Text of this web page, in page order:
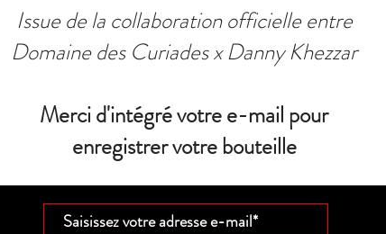
Issue de la collaboration officielle entre
Domaine des Curiades x Danny Khezzar
Merci d'intégré votre e-mail pour
enregistrer votre bouteille